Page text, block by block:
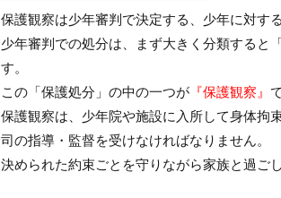
保護観察は少年審判で決定する、少年に対す
少年審判での処分は、まず大きく分類すると
す。
この「保護処分」の中の一つが 『保護観察』
保護観察は、少年院や施設に入所して身体拘
司の指導・監督を受けなければなりません。
決められた約束ごとを守りながら家族と過ご